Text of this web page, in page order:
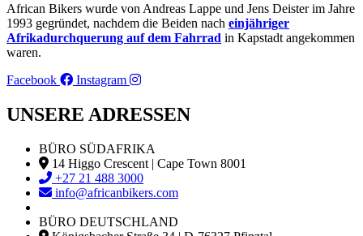
African Bikers wurde von Andreas Lappe und Jens Deister im Jahre
1993 gegründet, nachdem die Beiden nach einjähriger
Afrikadurchquerung auf dem Fahrrad in Kapstadt angekommen
waren.
Facebook
Instagram
UNSERE ADRESSEN
BÜRO SÜDAFRIKA
14 Higgo Crescent | Cape Town 8001
+27 21 488 3000
info@africanbikers.com
BÜRO DEUTSCHLAND